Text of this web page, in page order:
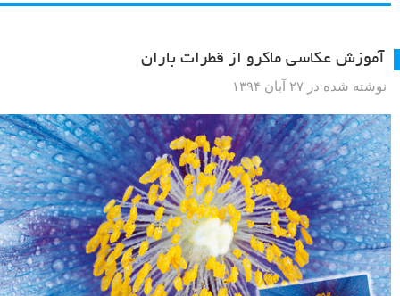
آموزش عکاسی ماکرو از قطرات باران
نوشته شده در ۲۷ آبان ۱۳۹۴